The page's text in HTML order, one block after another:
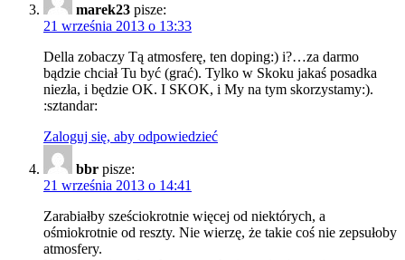
marek23 pisze:
21 września 2013 o 13:33
Della zobaczy Tą atmosferę, ten doping:) i?…za darmo
bądzie chciał Tu być (grać). Tylko w Skoku jakaś posadka
niezła, i będzie OK. I SKOK, i My na tym skorzystamy:).
:sztandar:
Zaloguj się, aby odpowiedzieć
bbr pisze:
21 września 2013 o 14:41
Zarabiałby sześciokrotnie więcej od niektórych, a
ośmiokrotnie od reszty. Nie wierzę, że takie coś nie zepsułoby
atmosfery.